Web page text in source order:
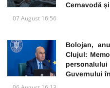
Cernavodă
07 August 16:56
Bolojan,
Clujul:
Guvernului